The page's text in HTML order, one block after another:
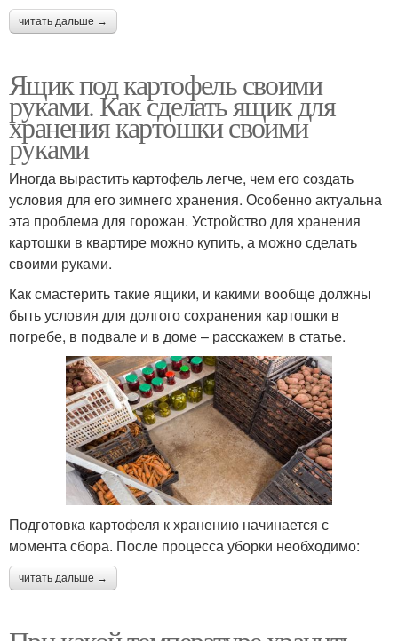
читать дальше →
Ящик под картофель своими
руками. Как сделать ящик для
хранения картошки своими
руками
Иногда вырастить картофель легче, чем его создать
условия для его зимнего хранения. Особенно актуальна
эта проблема для горожан. Устройство для хранения
картошки в квартире можно купить, а можно сделать
своими руками.
Как смастерить такие ящики, и какими вообще должны
быть условия для долгого сохранения картошки в
погребе, в подвале и в доме – расскажем в статье.
Подготовка картофеля к хранению начинается с
момента сбора. После процесса уборки необходимо:
читать дальше →